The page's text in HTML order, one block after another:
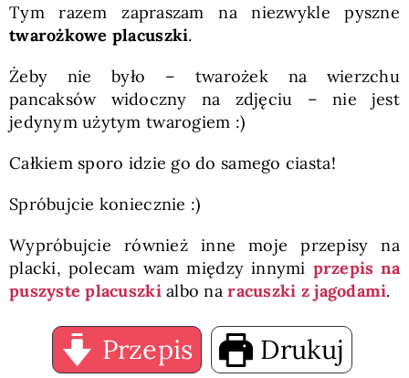
Tym razem zapraszam na niezwykle pyszne
twarożkowe placuszki.
Żeby nie było – twarożek na wierzchu
pancaksów widoczny na zdjęciu – nie jest
jedynym użytym twarogiem :)
Całkiem sporo idzie go do samego ciasta!
Spróbujcie koniecznie :)
Wypróbujcie również inne moje przepisy na
placki, polecam wam między innymi przepis na
puszyste placuszkialbo naracuszki z jagodami.
Przepis Drukuj